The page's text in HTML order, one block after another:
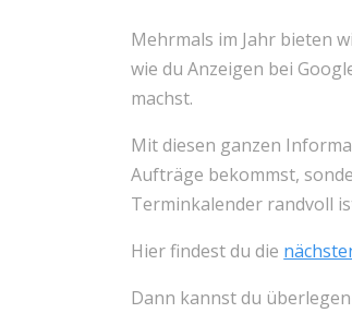
Mehrmals im Jahr bieten
wie du Anzeigen bei
machst.
Mit diesen ganzen
Aufträge bekommst,
Terminkalender randvoll
Hier findest du die
Dann kannst du